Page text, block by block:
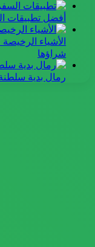
أفضل تطبيقات
شراؤها
رمال بدية